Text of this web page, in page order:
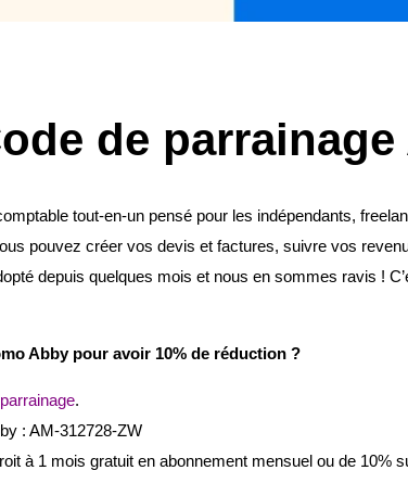
de
tout-en-un pensé pour les indépendants,
pouvez créer vos devis et factures, suivre vos
depuis quelques mois et nous en sommes ravis !
Abby pour avoir 10% de réduction ?
.
: AM-312728-ZW
à 1 mois gratuit en abonnement mensuel ou de 10%